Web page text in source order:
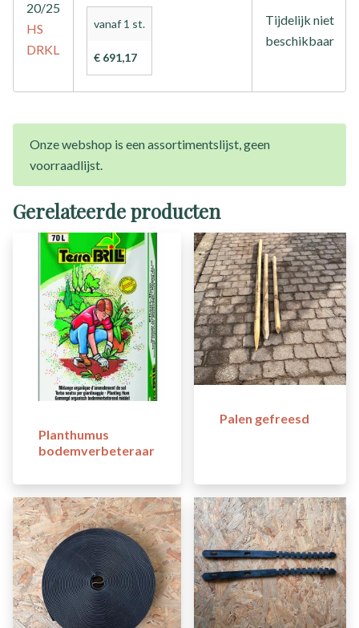
20/25
HS
DRKL
vanaf 1 st.
€ 691,17
Tijdelijk niet
beschikbaar
Onze webshop is een assortimentslijst, geen
voorraadlijst.
Gerelateerde producten
Planthumus
bodemverbeteraar
Palen gefreesd